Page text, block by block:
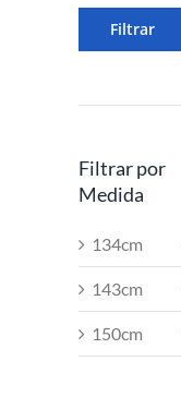
Precio
PrecioFiltrar
Filtrar por
Medida
134cm
143cm
150cm